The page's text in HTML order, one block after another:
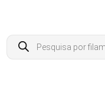
Products
search